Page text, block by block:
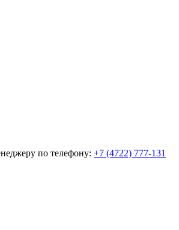
по телефону: +7 (4722) 777-131